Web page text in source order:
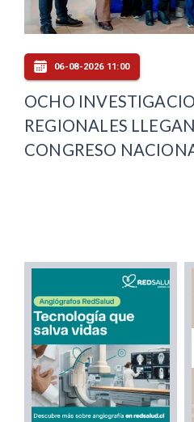
06-08-2026 11:00
OCHO
REGIONALES
CONGRESO